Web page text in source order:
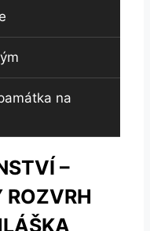
na
–
ROZVRH